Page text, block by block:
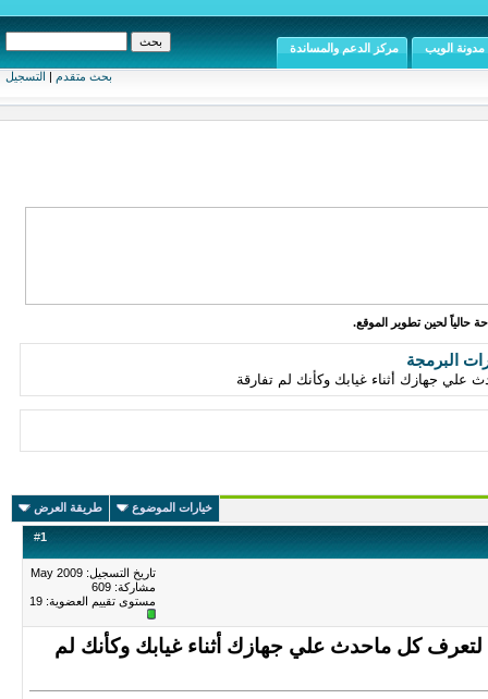
بحث متقدم | التسجيل
مدونة الويب مركز الدعم والمساندة
حالياً لحين تطوير الموقع.
البرمجة
خيارات الموضوع طريقة العرض
#1
تاريخ التسجيل: May 2009
مشاركة: 609
مستوى تقييم العضوية: 19
برنامج perfect keylogger 1.6.8.2 لتعرف كل ماحدث علي جهازك أثناء غيابك وكأنك لم